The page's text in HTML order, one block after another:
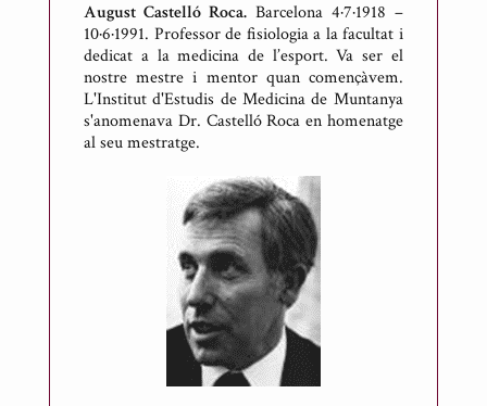
August Castelló Roca. Barcelona 4·7·1918 –
10·6·1991. Professor de fisiologia a la facultat i
dedicat a la medicina de l’esport. Va ser el
nostre mestre i mentor quan començàvem.
L'Institut d'Estudis de Medicina de Muntanya
s'anomenava Dr. Castelló Roca en homenatge
al seu mestratge.